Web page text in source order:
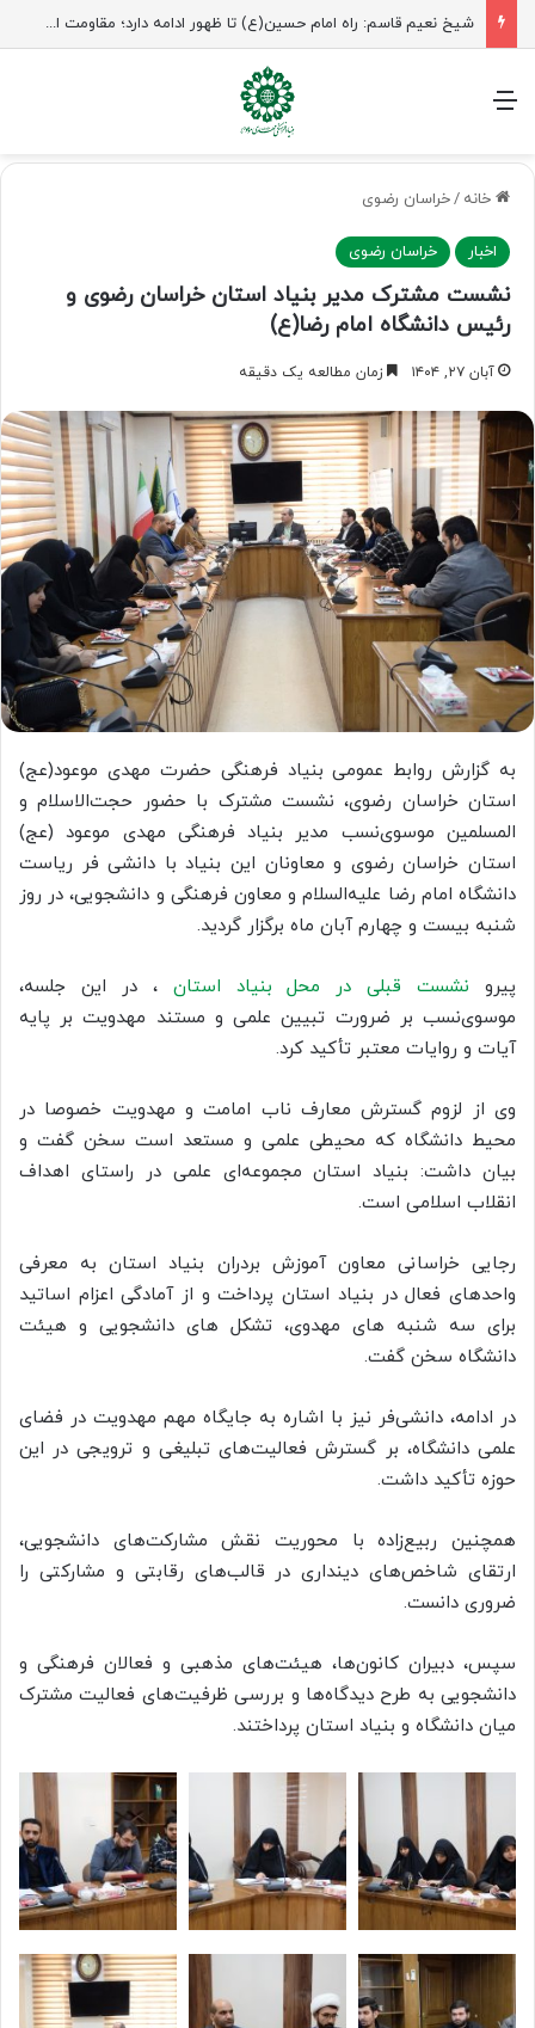
راهپیمایی اربعین، رزمایش منتظران ظهور
منو
خانه /خراسان رضوی
اخبار خراسان رضوی
نشست مشترک مدیر بنیاد استان خراسان رضوی و
رئیس دانشگاه امام رضا(ع)
آبان ۲۷, ۱۴۰۴ زمان مطالعه یک دقیقه
به گزارش روابط عمومی بنیاد فرهنگی حضرت مهدی موعود(عج)
استان خراسان رضوی، نشست مشترک با حضور حجت‌الاسلام و
المسلمین موسوی‌نسب مدیر بنیاد فرهنگی مهدی موعود (عج)
استان خراسان رضوی و معاونان این بنیاد با دانشی فر ریاست
دانشگاه امام رضا علیه‌السلام و معاون فرهنگی و دانشجویی، در روز
شنبه بیست و چهارم آبان ماه برگزار گردید.
پیرو نشست قبلی در محل بنیاد استان ، در این جلسه،
موسوی‌نسب بر ضرورت تبیین علمی و مستند مهدویت بر پایه
آیات و روایات معتبر تأکید کرد.
وی از لزوم گسترش معارف ناب امامت و مهدویت خصوصا در
محیط دانشگاه که محیطی علمی و مستعد است سخن گفت و
بیان داشت: بنیاد استان مجموعه‌ای علمی در راستای اهداف
انقلاب اسلامی است.
رجایی خراسانی معاون آموزش بردران بنیاد استان به معرفی
واحدهای فعال در بنیاد استان پرداخت و از آمادگی اعزام اساتید
برای سه شنبه های مهدوی، تشکل های دانشجویی و هیئت
دانشگاه سخن گفت.
در ادامه، دانشی‌فر نیز با اشاره به جایگاه مهم مهدویت در فضای
علمی دانشگاه، بر گسترش فعالیت‌های تبلیغی و ترویجی در این
حوزه تأکید داشت.
همچنین ربیع‌زاده با محوریت نقش مشارکت‌های دانشجویی،
ارتقای شاخص‌های دینداری در قالب‌های رقابتی و مشارکتی را
ضروری دانست.
سپس، دبیران کانون‌ها، هیئت‌های مذهبی و فعالان فرهنگی و
دانشجویی به طرح دیدگاه‌ها و بررسی ظرفیت‌های فعالیت مشترک
میان دانشگاه و بنیاد استان پرداختند.